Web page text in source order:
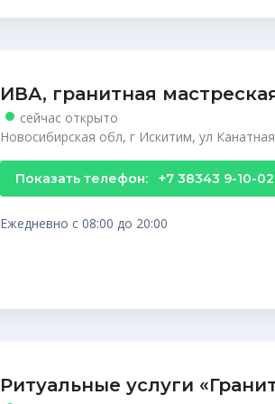
ИВА, гранитная
сейчас открыто
Новосибирская обл, г Искитим, ул
Показать телефон: +7 38343 9-10-02
Ежедневно с 08:00 до 20:00
Ритуальные услуги